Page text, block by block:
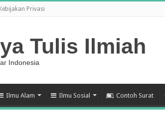
Kebijakan Privasi
Tulis Ilmiah
Indonesia
Ilmu Alam Ilmu Sosial Contoh Surat